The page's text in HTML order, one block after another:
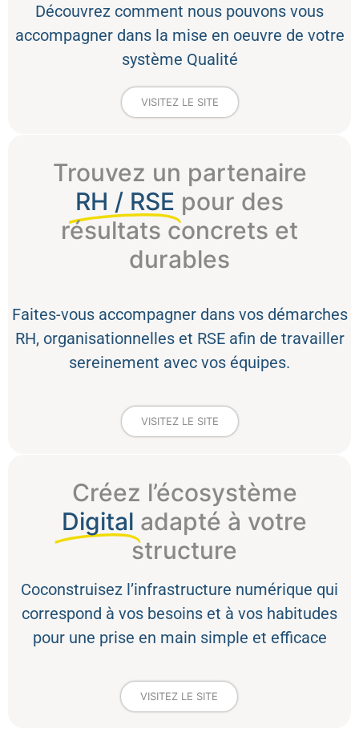
Découvrez comment nous pouvons vous
accompagner dans la mise en oeuvre de votre
système Qualité
VISITEZ LE SITE
Trouvez un partenaire
RH / RSE pour des
résultats concrets et
durables
Faites-vous accompagner dans vos démarches
RH, organisationnelles et RSE afin de travailler
sereinement avec vos équipes.
VISITEZ LE SITE
Créez l’écosystème
Digital adapté à votre
structure
Coconstruisez l’infrastructure numérique qui
correspond à vos besoins et à vos habitudes
pour une prise en main simple et efficace
VISITEZ LE SITE